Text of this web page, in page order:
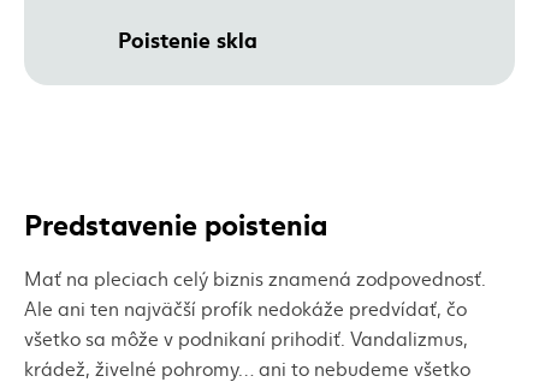
Poistenie skla
Predstavenie poistenia
Mať na pleciach celý biznis znamená zodpovednosť.
Ale ani ten najväčší profík nedokáže predvídať, čo
všetko sa môže v podnikaní prihodiť. Vandalizmus,
krádež, živelné pohromy… ani to nebudeme všetko